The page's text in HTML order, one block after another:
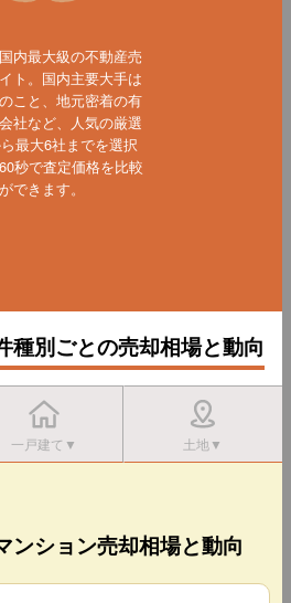
内最大級の不動産売
ト。国内主要大手は
こと、地元密着の有
社など、人気の厳選
最大6社までを選択
秒で査定価格を比較
できます。
種別ごとの売却相場と動向
一戸建て▼ 土地▼
ンション売却相場と動向